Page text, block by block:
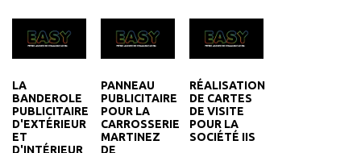
LA
BANDEROLE
PUBLICITAIRE
D'EXTÉRIEUR
ET
D'INTÉRIEUR
PANNEAU
PUBLICITAIRE
POUR LA
CARROSSERIE
MARTINEZ
DE
RÉALISATION
DE CARTES
DE VISITE
POUR LA
SOCIÉTÉ IIS